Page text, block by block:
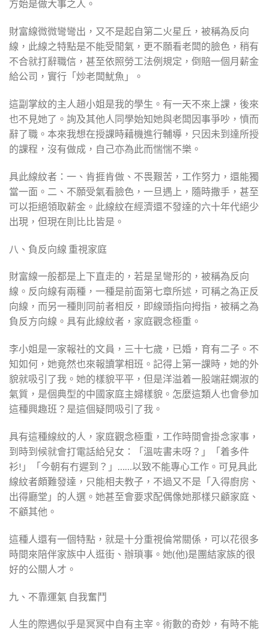
方始是做大事之人。
財富線微微彎彎出，又不是起自第二火星丘，被稱為反向
線，此線之特點是不能受閒氣，更不願看老闆的臉色，稍有
不合就打辭職信，甚至依照勞工法例規定，倒賠一個月薪金
給公司，實行「炒老闆魷魚」。
這副掌紋的主人趙小姐是我的學生。有一天不來上課，後來
也不見她了。詢及其他人同學始知她與老闆因事爭吵，憤而
辭了職。本來我想在授課時藉機進行輔導，只因未到達所授
的課程，沒有做成，自己亦為此而惴惴不樂。
具此線紋者：一、肯捱肯做、不畏艱苦，工作努力，還能獨
當一面。二、不願受氣看臉色，一旦遇上，隨時撒手，甚至
可以拒絕領取薪金。此線紋在經濟還不發達的六十年代絕少
出現，但現在則比比皆是。
八、負反向線 重視家庭
財富線一般都是上下直走的，若是呈彎形的，被稱為反向
線。反向線有兩種，一種是前面第七章所述，可稱之為正反
向線，而另一種則同前者相反，即線頭指向拇指，被稱之為
負反方向線。具有此線紋者，家庭觀念極重。
李小姐是一家報社的文員，三十七歲，已婚，育有二子。不
知如何，她竟然也來報讀掌相班。記得上第一課時，她的外
貌就吸引了我。她的樣貌平平，但是洋溢着一股端莊嫻淑的
氣質，是個典型的中國家庭主婦樣貌。怎麼這類人也會參加
這種興趣班？是這個疑問吸引了我。
具有這種線紋的人，家庭觀念極重，工作時間會掛念家事，
到時到候就會打電話給兒女：「溫咗書未呀？」「着多件
衫!」「今朝有冇遲到？」……以致不能專心工作。可見具此
線紋者頗難發達，只能相夫教子，不過又不是「入得廚房、
出得廳堂」的人選。她甚至會要求配偶像她那樣只顧家庭、
不顧其他。
這種人還有一個特點，就是十分重視倫常關係，可以花很多
時間來陪伴家族中人逛街、辦瑣事。她(他)是團結家族的很
好的公關人才。
九、不靠運氣 自我奮鬥
人生的際遇似乎是冥冥中自有主宰。術數的奇妙，有時不能